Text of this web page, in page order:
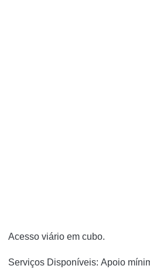
Acesso viário em cubo.
Serviços Disponíveis: Apoio